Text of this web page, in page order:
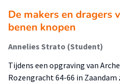
De makers en dragers
benen knopen
Annelies Strato (Student)
Tijdens een opgraving van
Rozengracht 64-66 in